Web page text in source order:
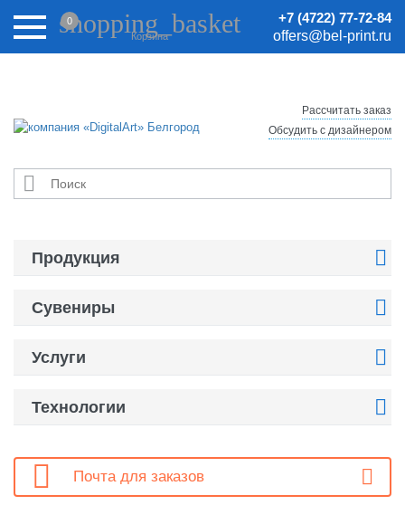
Внимание! Цены на сайте могут быть неактуальными.
Актуальные цены уточняйте у менеджеров.
+7 (4722) 77-72-84
offers@bel-print.ru
shopping_basket
Корзина
0

Рассчитать заказ
Обсудить с дизайнером
Продукция 
Сувениры 
Услуги 
Технологии 
 Почта для заказов